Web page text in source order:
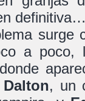
surge
a poco,
, un